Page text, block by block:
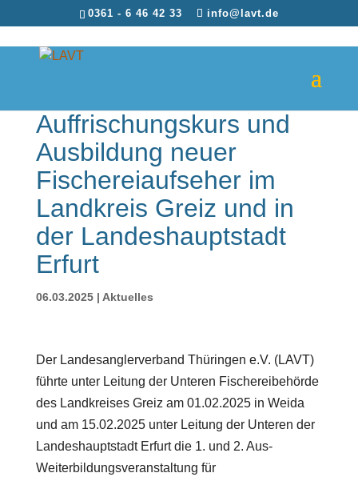
0361 - 6 46 42 33 info@lavt.de
Auffrischungskurs und
Ausbildung neuer
Fischereiaufseher im
Landkreis Greiz und in
der Landeshauptstadt
Erfurt
06.03.2025| Aktuelles
Der Landesanglerverband Thüringen e.V. (LAVT)
führte unter Leitung der Unteren Fischereibehörde
des Landkreises Greiz am 01.02.2025 in Weida
und am 15.02.2025 unter Leitung der Unteren der
Landeshauptstadt Erfurt die 1. und 2. Aus-
Weiterbildungsveranstaltung für